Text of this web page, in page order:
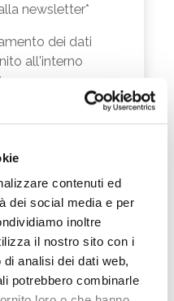
contenuti ed
dei social media e per
inoltre
il nostro sito con i
analisi dei dati web,
potrebbero combinarle
newsletter*
dei dati
all'interno